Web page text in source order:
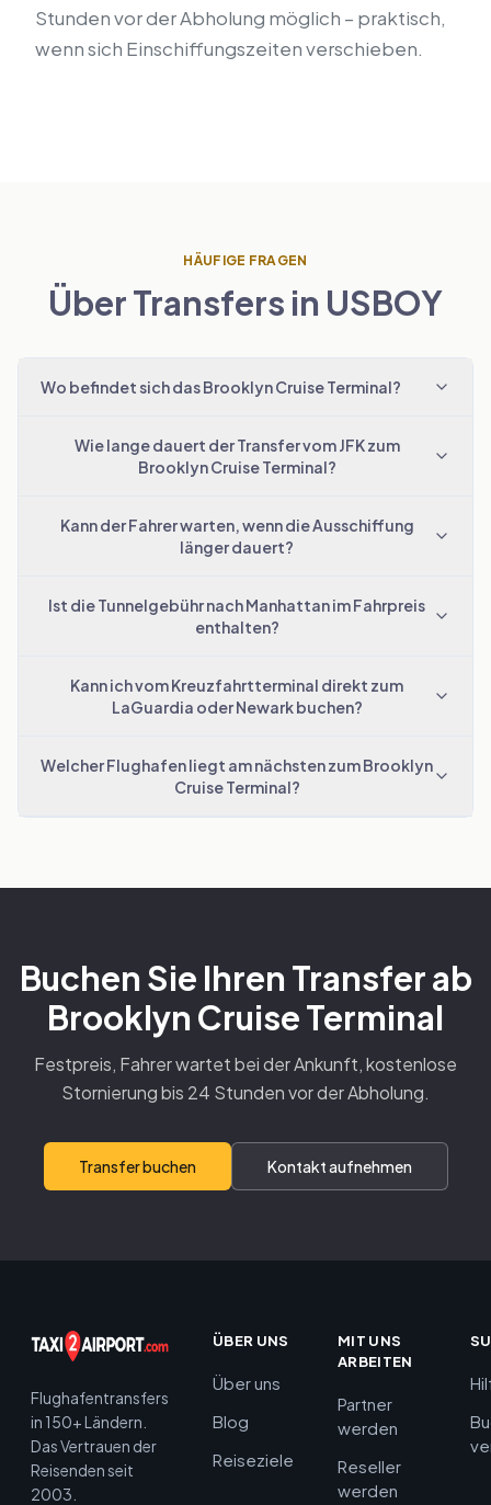
Stunden vor der Abholung möglich – praktisch,
wenn sich Einschiffungszeiten verschieben.
HÄUFIGE FRAGEN
Über Transfers in USBOY
Wo befindet sich das Brooklyn Cruise Terminal?
Wie lange dauert der Transfer vom JFK zum
Brooklyn Cruise Terminal?
Kann der Fahrer warten, wenn die Ausschiffung
länger dauert?
Ist die Tunnelgebühr nach Manhattan im Fahrpreis
enthalten?
Kann ich vom Kreuzfahrtterminal direkt zum
LaGuardia oder Newark buchen?
Welcher Flughafen liegt am nächsten zum Brooklyn
Cruise Terminal?
Buchen Sie Ihren Transfer ab
Brooklyn Cruise Terminal
Festpreis, Fahrer wartet bei der Ankunft, kostenlose
Stornierung bis 24 Stunden vor der Abholung.
Transfer buchen Kontakt aufnehmen
Flughafentransfers
in 150+ Ländern.
Das Vertrauen der
Reisenden seit
2003.
ÜBER UNS
Über uns
Blog
Reiseziele
MIT UNS
ARBEITEN
Partner
werden
Reseller
werden